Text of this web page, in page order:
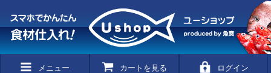
メニュー カートを見る ログイン